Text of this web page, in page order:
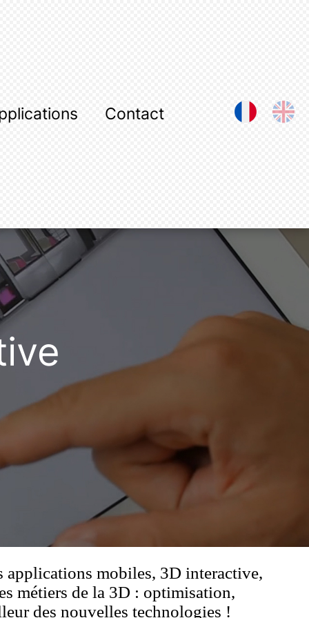
Contact
applications mobiles, 3D interactive,
métiers de la 3D : optimisation,
des nouvelles technologies !